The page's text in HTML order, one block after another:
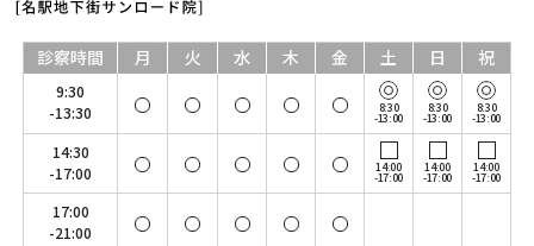
診察時間 月 火 水 木 金 土 日 祝
9:30
-13:30
8:30
-13:00
8:30
-13:00
8:30
-13:00
14:30
-17:00
14:00
-17:00
14:00
-17:00
14:00
-17:00
17:00
-21:00